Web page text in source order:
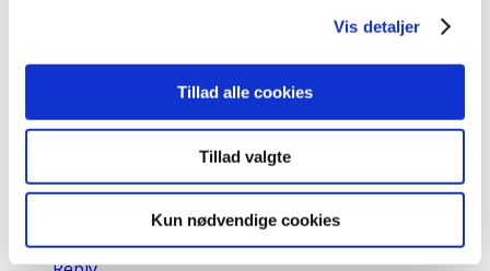
Vis detaljer
Tillad alle cookies
Tillad valgte
Kun nødvendige cookies
Loucia Annachanell
23. februar 2018 kl. 09:59
Kære Maria. Linket i dit indlæg virker ikke.